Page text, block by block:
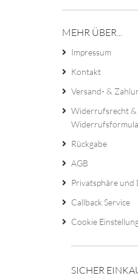
MEHR ÜBER...
Impressum
Kontakt
Versand- &
Widerrufsrecht
Rückgabe
AGB
Privatsphäre und
Callback Service
Cookie
SICHER